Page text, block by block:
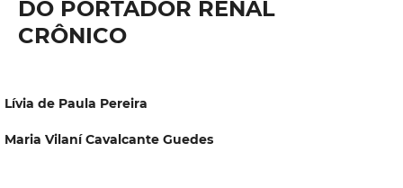
DO PORTADOR RENAL
CRÔNICO
Lívia de Paula Pereira
Maria Vilaní Cavalcante Guedes